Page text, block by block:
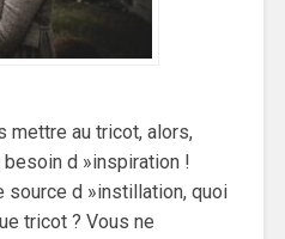
mettre au tricot, alors,
d »inspiration !
source d »instillation, quoi
tricot ? Vous ne